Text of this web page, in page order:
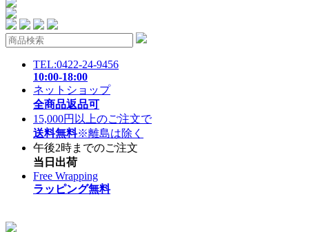
TEL:0422-24-9456
10:00-18:00
ネットショップ
全商品返品可
15,000円以上のご注文で
送料無料※離島は除く
午後2時までのご注文
当日出荷
Free Wrapping
ラッピング無料